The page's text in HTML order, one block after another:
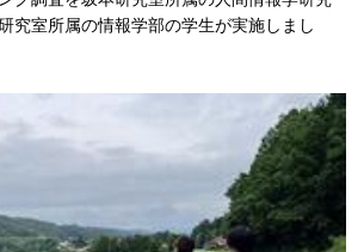
究室所属の情報学部の学生が実施しまし